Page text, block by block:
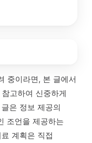
중이라면, 본 글에서
고하여 신중하게
은 정보 제공의
조언을 제공하는
계획은 직접